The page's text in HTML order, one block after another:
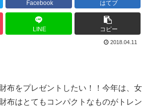
Facebook はてブ
LINE コピー
2018.04.11
布をプレゼントしたい！！今年は、女
布はとてもコンパクトなものがトレン